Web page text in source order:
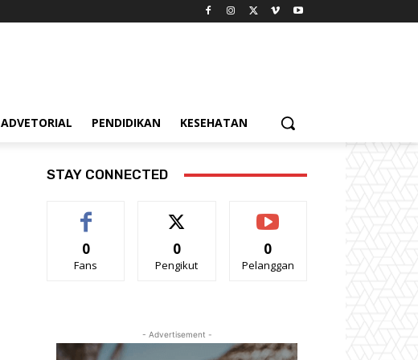
ADVETORIAL PENDIDIKAN KESEHATAN
STAY CONNECTED
0
Fans
0
Pengikut
0
Pelanggan
- Advertisement -